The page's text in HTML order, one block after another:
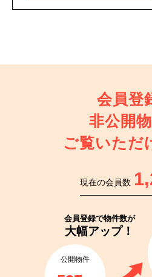
会員登
非公開
ご覧いただ
現在の会員数
会員登録で物件数が
大幅アップ！
公開物件